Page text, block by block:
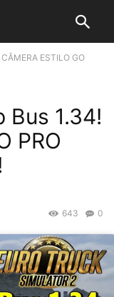
ESTILO GO
Bus 1.34!
PRO
0
643